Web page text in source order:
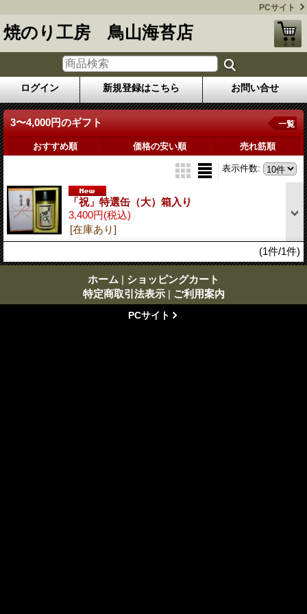
PCサイト
焼のり工房 鳥山海苔店
ログイン 新規登録はこちら お問い合せ
3〜4,000円のギフト 一覧
おすすめ順 価格の安い順 売れ筋順
表示件数:
「祝」特選缶（大）箱入り
3,400円(税込)
[在庫あり]
(1件/1件)
ホーム | ショッピングカート
特定商取引法表示 | ご利用案内
PCサイト